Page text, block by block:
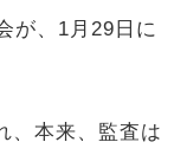
が、1月29日に
、本来、監査は